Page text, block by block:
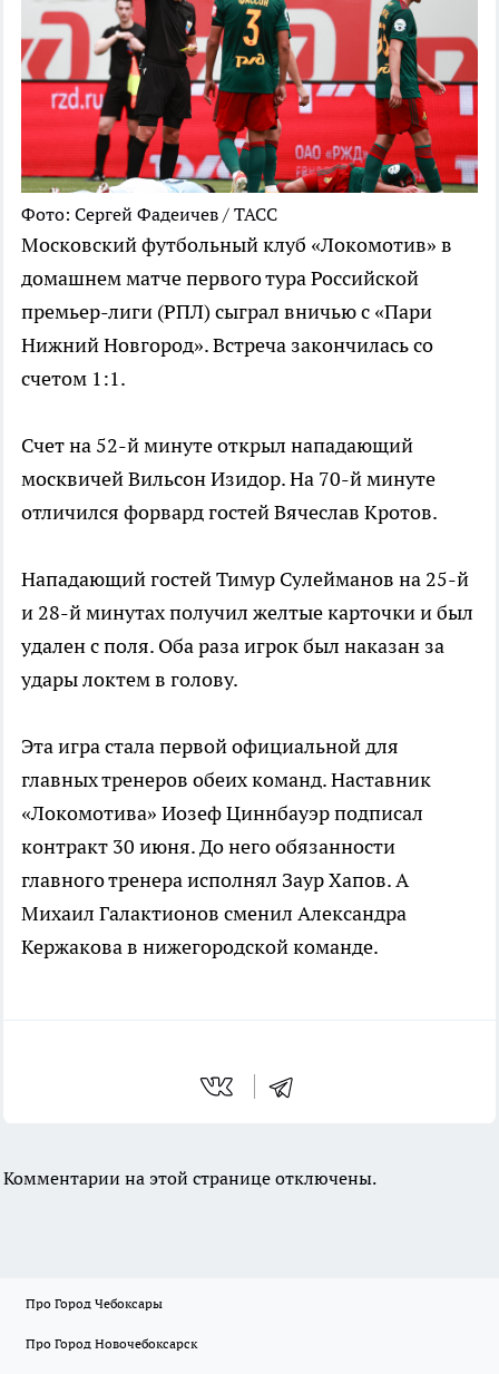
Фото: Сергей Фадеичев / ТАСС
Московский футбольный клуб «Локомотив» в
домашнем матче первого тура Российской
премьер-лиги (РПЛ) сыграл вничью с «Пари
Нижний Новгород». Встреча закончилась со
счетом 1:1.
Счет на 52-й минуте открыл нападающий
москвичей Вильсон Изидор. На 70-й минуте
отличился форвард гостей Вячеслав Кротов.
Нападающий гостей Тимур Сулейманов на 25-й
и 28-й минутах получил желтые карточки и был
удален с поля. Оба раза игрок был наказан за
удары локтем в голову.
Эта игра стала первой официальной для
главных тренеров обеих команд. Наставник
«Локомотива» Иозеф Циннбауэр подписал
контракт 30 июня. До него обязанности
главного тренера исполнял Заур Хапов. А
Михаил Галактионов сменил Александра
Кержакова в нижегородской команде.
Комментарии на этой странице отключены.
Про Город Чебоксары
Про Город Новочебоксарск